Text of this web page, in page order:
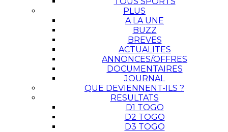
PLUS
A LA UNE
BUZZ
BREVES
ACTUALITES
ANNONCES/OFFRES
DOCUMENTAIRES
JOURNAL
QUE DEVIENNENT-ILS ?
RESULTATS
D1 TOGO
D2 TOGO
D3 TOGO